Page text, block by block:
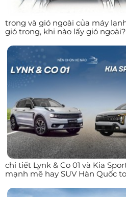
trong và gió ngoài của máy
gió trong, khi nào lấy gió ngoài?
chi tiết Lynk & Co 01 và Kia
mạnh mẽ hay SUV Hàn Quốc